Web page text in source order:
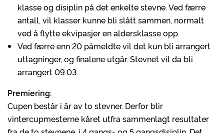
klasse og disiplin på det enkelte stevne. Ved færre
antall, vil klasser kunne bli slått sammen, normalt
ved å flytte ekvipasjer en aldersklasse opp.
Ved færre enn 20 påmeldte vil det kun bli arrangert
uttagninger, og finalene utgår. Stevnet vil da bli
arrangert 09.03.
Premiering:
Cupen består i år av to stevner. Derfor blir
vintercupmesterne kåret utfra sammenlagt resultater